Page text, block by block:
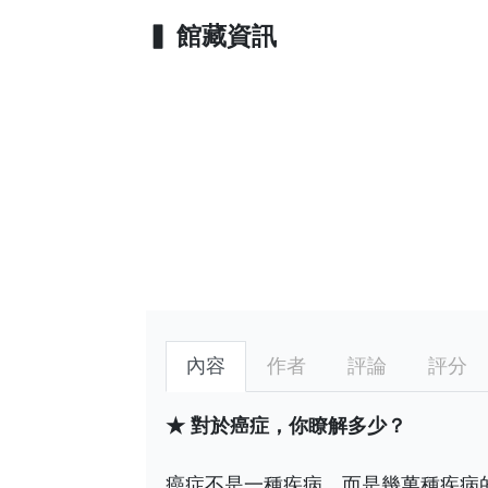
館藏資訊
內容 作者 評論 評分
★ 對於癌症，你瞭解多少？